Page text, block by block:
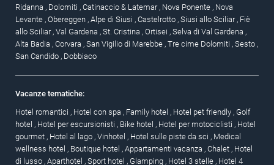
Ridanna , Dolomiti , Catinaccio & Latemar , Nova Ponente , Nova
Levante , Obereggen , Alpe di Siusi , Castelrotto , Siusi allo Sciliar , Fiè
allo Sciliar , Val Gardena , St. Cristina , Ortisei , Selva di Val Gardena ,
Alta Badia , Corvara , San Vigilio di Marebbe , Tre cime Dolomiti , Sesto ,
San Candido , Dobbiaco
Vacanze tematiche:
Hotel romantici , Hotel con spa , Family hotel , Hotel pet friendly , Golf
hotel , Hotel per escursionisti , Bike hotel , Hotel per motociclisti , Hotel
gourmet , Hotel al lago , Vinhotel , Hotel sulle piste da sci , Medical
wellness hotel , Boutique hotel , Appartamenti vacanza , Chalet , Hotel
di lusso , Aparthotel , Sport hotel , Glamping , Hotel 3 stelle , Hotel 4